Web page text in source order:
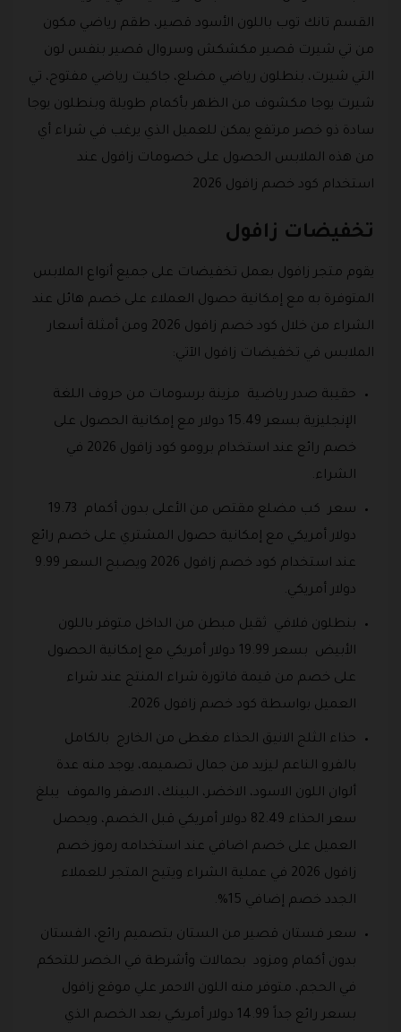
القسم تانك توب باللون الأسود قصير، طقم رياضي مكون
من تي شيرت قصير مكشكش وسروال قصير بنفس لون
التي شيرت، بنطلون رياضي مضلع، جاكيت رياضي مفتوح، تي
شيرت يوجا مكشوف من الظهر بأكمام طويلة وبنطلون يوجا
سادة ذو خصر مرتفع يمكن للعميل الذي يرغب في شراء أي
من هذه الملابس الحصول على خصومات زافول عند
استخدام كود خصم زافول 2026
تخفيضات زافول
يقوم متجر زافول بعمل تخفيضات على جميع أنواع الملابس
المتوفرة به مع إمكانية حصول العملاء على خصم هائل عند
الشراء من خلال كود خصم زافول 2026 ومن أمثلة أسعار
الملابس في تخفيضات زافول الآتي:
حقيبة صدر رياضية مزينة برسومات من حروف اللغة
الإنجليزية بسعر 15.49 دولار مع إمكانية الحصول على
خصم رائع عند استخدام برومو كود زافول 2026 في
الشراء.
سعر كب مضلع مقتص من الأعلى بدون أكمام 19.73
دولار أمريكي مع إمكانية حصول المشتري على خصم رائع
عند استخدام كود خصم زافول 2026 ويصبح السعر 9.99
دولار أمريكي.
بنطلون فلافي ثقيل مبطن من الداخل متوفر باللون
الأبيض بسعر 19.99 دولار أمريكي مع إمكانية الحصول
على خصم من قيمة فاتورة شراء المنتج عند شراء
العميل بواسطة كود خصم زافول 2026.
حذاء الثلج الانيق الحذاء مغطى من الخارج بالكامل
بالفرو الناعم ليزيد من جمال تصميمه، يوجد منه عدة
ألوان اللون الاسود، الاخضر، البينك، الاصفر والموف يبلغ
سعر الحذاء 82.49 دولار أمريكي قبل الخصم، ويحصل
العميل على خصم اضافي عند استخدامه رموز خصم
زافول 2026 في عملية الشراء ويتيح المتجر للعملاء
الجدد خصم إضافي 15%.
سعر فستان قصير من الستان بتصميم رائع، الفستان
بدون أكمام ومزود بحمالات وأشرطة في الخصر للتحكم
في الحجم، متوفر منه اللون الاحمر علي موقع زافول
بسعر رائع جداً 14.99 دولار أمريكي بعد الخصم الذي